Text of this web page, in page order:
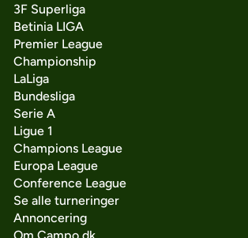
3F Superliga
Betinia LIGA
Premier League
Championship
LaLiga
Bundesliga
Serie A
Ligue 1
Champions League
Europa League
Conference League
Se alle turneringer
Annoncering